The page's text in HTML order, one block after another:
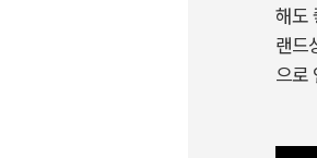
해도
랜드
으로